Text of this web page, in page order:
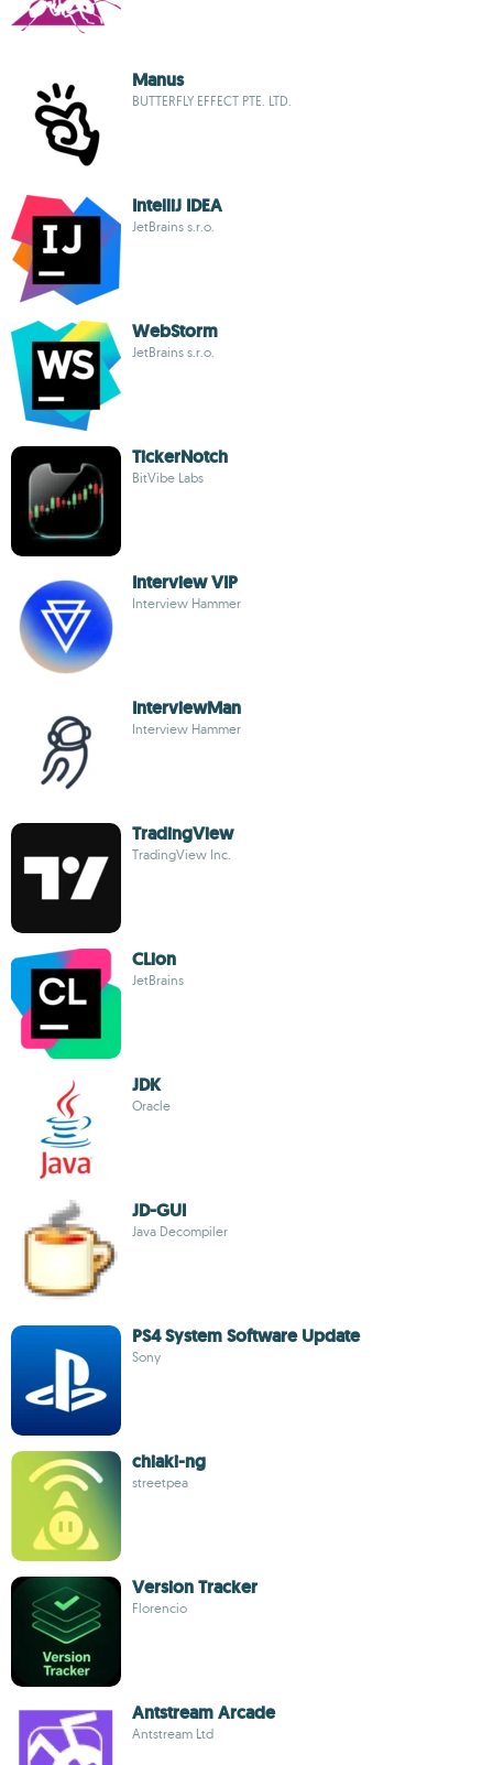
Manus
BUTTERFLY EFFECT PTE. LTD.
IntelliJ IDEA
JetBrains s.r.o.
WebStorm
JetBrains s.r.o.
TickerNotch
BitVibe Labs
Interview VIP
Interview Hammer
InterviewMan
Interview Hammer
TradingView
TradingView Inc.
CLion
JetBrains
JDK
Oracle
JD-GUI
Java Decompiler
PS4 System Software Update
Sony
chiaki-ng
streetpea
Version Tracker
Florencio
Antstream Arcade
Antstream Ltd